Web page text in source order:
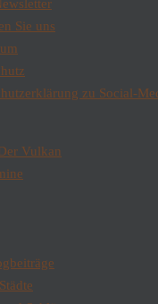
Sie uns
zu Social-
Vulkan